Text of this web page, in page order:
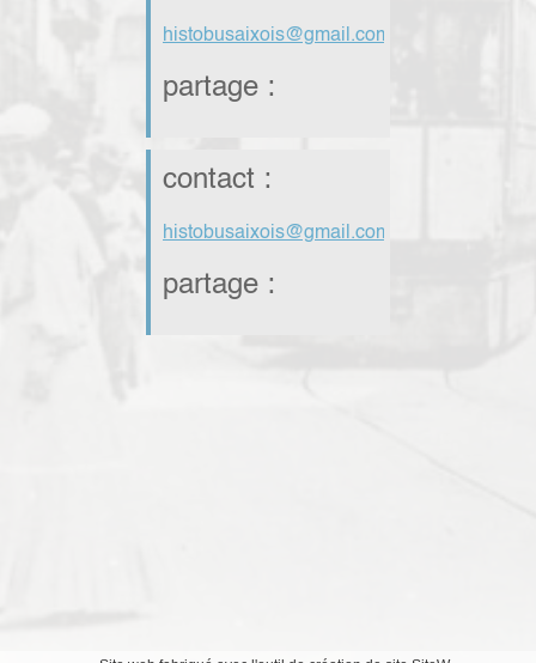
histobusaixois@gmail.com
partage :
contact :
histobusaixois@gmail.com
partage :